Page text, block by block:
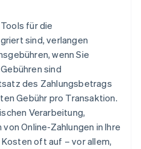
für die
sind, verlangen
wenn Sie
sind
des Zahlungsbetrags
Gebühr pro Transaktion.
Verarbeitung,
Online-Zahlungen in Ihre
oft auf – vor allem,